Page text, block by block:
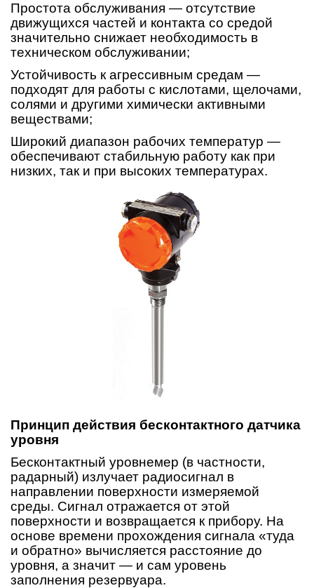
Простота обслуживания — отсутствие
движущихся частей и контакта со средой
значительно снижает необходимость в
техническом обслуживании;
Устойчивость к агрессивным средам —
подходят для работы с кислотами, щелочами,
солями и другими химически активными
веществами;
Широкий диапазон рабочих температур —
обеспечивают стабильную работу как при
низких, так и при высоких температурах.
Принцип действия бесконтактного датчика
уровня
Бесконтактный уровнемер (в частности,
радарный) излучает радиосигнал в
направлении поверхности измеряемой
среды. Сигнал отражается от этой
поверхности и возвращается к прибору. На
основе времени прохождения сигнала «туда
и обратно» вычисляется расстояние до
уровня, а значит — и сам уровень
заполнения резервуара.